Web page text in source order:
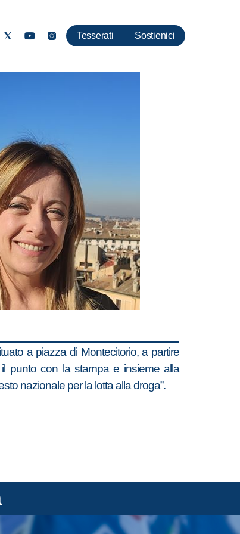
Tesserati Sostienici
a piazza di Montecitorio, a partire
il punto con la stampa e insieme alla
nazionale per la lotta alla droga”.